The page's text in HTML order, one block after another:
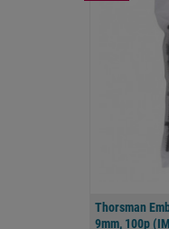
Thorsman
9mm, 100p